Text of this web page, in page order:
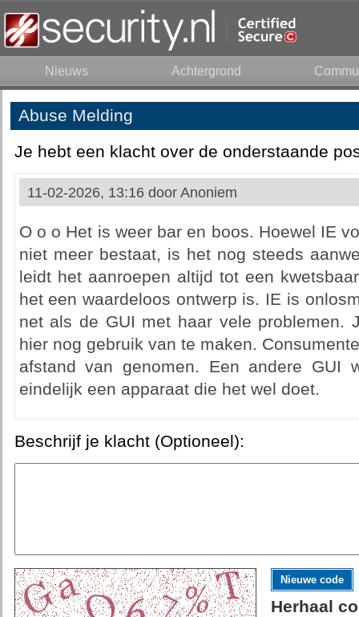
Nieuws Achtergrond
Abuse Melding
Je hebt een klacht over de onderstaande
11-02-2026, 13:16 door Anoniem
O o o Het is weer bar en boos. Hoewel IE
niet meer bestaat, is het nog steeds
leidt het aanroepen altijd tot een
het een waardeloos ontwerp is. IE is
net als de GUI met haar vele problemen.
hier nog gebruik van te maken.
afstand van genomen. Een andere GUI
eindelijk een apparaat die het wel doet.
Beschrijf je klacht (Optioneel):
Nieuwe code
Herhaal